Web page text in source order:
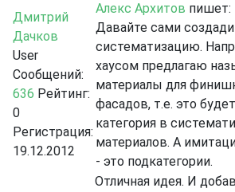
Дмитрий
Дачков
User
Сообщений:
636 Рейтинг:
0
Регистрация:
19.12.2012
Алекс Архитов пишет:
Давайте сами
систематизацию.
хаусом предлагаю
материалы для
фасадов, т.е. это
категория в
материалов. А
- это подкатегории.
Отличная идея. И